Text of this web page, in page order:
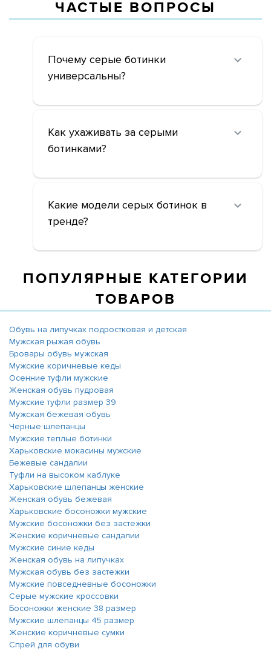
ЧАСТЫЕ ВОПРОСЫ
Почему серые ботинки
универсальны?
Как ухаживать за серыми
ботинками?
Какие модели серых ботинок в
тренде?
ПОПУЛЯРНЫЕ КАТЕГОРИИ
ТОВАРОВ
Обувь на липучках подростковая и детская
Мужская рыжая обувь
Бровары обувь мужская
Мужские коричневые кеды
Осенние туфли мужские
Женская обувь пудровая
Мужские туфли размер 39
Мужская бежевая обувь
Черные шлепанцы
Мужские теплые ботинки
Харьковские мокасины мужские
Бежевые сандалии
Туфли на высоком каблуке
Харьковские шлепанцы женские
Женская обувь бежевая
Харьковские босоножки мужские
Мужские босоножки без застежки
Женские коричневые сандалии
Мужские синие кеды
Женская обувь на липучках
Мужская обувь без застежки
Мужские повседневные босоножки
Серыe мужские кроссовки
Босоножки женские 38 размер
Мужские шлепанцы 45 размер
Женские коричневые сумки
Спрей для обуви